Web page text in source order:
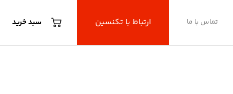
سبد خرید ارتباط با تکنسین تماس با ما